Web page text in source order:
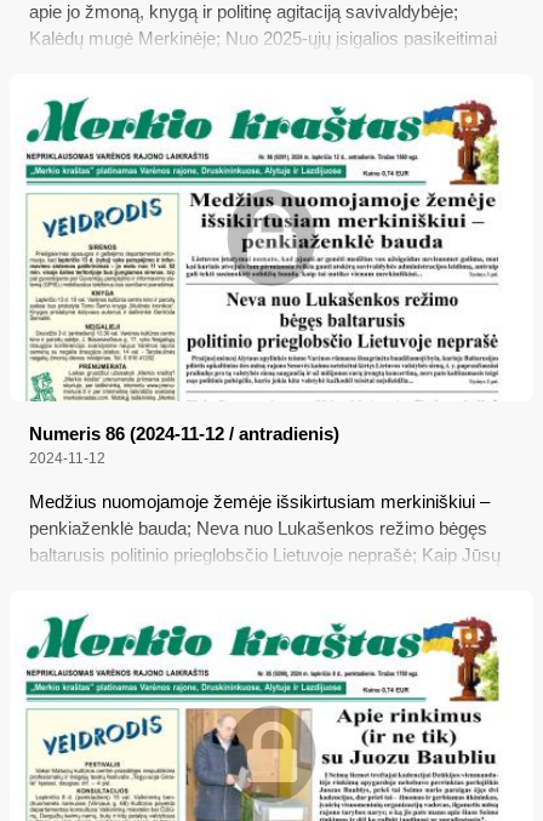
apie jo žmoną, knygą ir politinę agitaciją savivaldybėje;
Kalėdų mugė Merkinėje; Nuo 2025-ųjų įsigalios pasikeitimai
priežiūros paslaugos
Numeris 86 (2024-11-12 / antradienis)
2024-11-12
Medžius nuomojamoje žemėje išsikirtusiam merkiniškiui –
penkiaženklė bauda; Neva nuo Lukašenkos režimo bėgęs
baltarusis politinio prieglobsčio Lietuvoje neprašė; Kaip Jūsų
konvejeris nestoja